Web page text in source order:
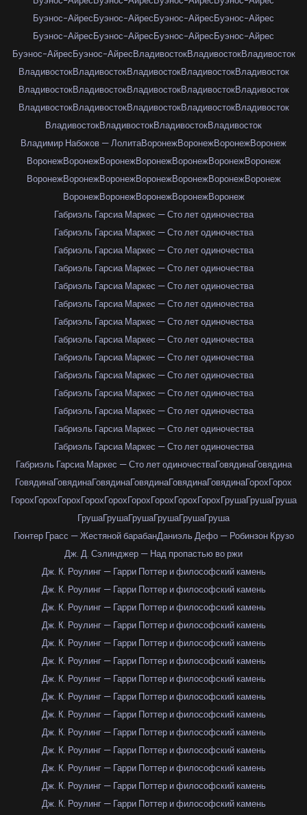
Буэнос-АйресБуэнос-АйресБуэнос-АйресБуэнос-Айрес
Буэнос-АйресБуэнос-АйресБуэнос-АйресБуэнос-Айрес
Буэнос-АйресБуэнос-АйресВладивостокВладивостокВладивосток
ВладивостокВладивостокВладивостокВладивостокВладивосток
ВладивостокВладивостокВладивостокВладивостокВладивосток
ВладивостокВладивостокВладивостокВладивостокВладивосток
ВладивостокВладивостокВладивостокВладивосток
Владимир Набоков — ЛолитаВоронежВоронежВоронежВоронеж
ВоронежВоронежВоронежВоронежВоронежВоронежВоронеж
ВоронежВоронежВоронежВоронежВоронежВоронежВоронеж
ВоронежВоронежВоронежВоронежВоронеж
Габриэль Гарсиа Маркес — Сто лет одиночества
Габриэль Гарсиа Маркес — Сто лет одиночества
Габриэль Гарсиа Маркес — Сто лет одиночества
Габриэль Гарсиа Маркес — Сто лет одиночества
Габриэль Гарсиа Маркес — Сто лет одиночества
Габриэль Гарсиа Маркес — Сто лет одиночества
Габриэль Гарсиа Маркес — Сто лет одиночества
Габриэль Гарсиа Маркес — Сто лет одиночества
Габриэль Гарсиа Маркес — Сто лет одиночества
Габриэль Гарсиа Маркес — Сто лет одиночества
Габриэль Гарсиа Маркес — Сто лет одиночества
Габриэль Гарсиа Маркес — Сто лет одиночества
Габриэль Гарсиа Маркес — Сто лет одиночества
Габриэль Гарсиа Маркес — Сто лет одиночества
Габриэль Гарсиа Маркес — Сто лет одиночестваГовядинаГовядина
ГовядинаГовядинаГовядинаГовядинаГовядинаГовядинаГорохГорох
ГорохГорохГорохГорохГорохГорохГорохГорохГорохГрушаГрушаГруша
ГрушаГрушаГрушаГрушаГрушаГруша
Гюнтер Грасс — Жестяной барабанДаниэль Дефо — Робинзон Крузо
Дж. Д. Сэлинджер — Над пропастью во ржи
Дж. К. Роулинг — Гарри Поттер и философский камень
Дж. К. Роулинг — Гарри Поттер и философский камень
Дж. К. Роулинг — Гарри Поттер и философский камень
Дж. К. Роулинг — Гарри Поттер и философский камень
Дж. К. Роулинг — Гарри Поттер и философский камень
Дж. К. Роулинг — Гарри Поттер и философский камень
Дж. К. Роулинг — Гарри Поттер и философский камень
Дж. К. Роулинг — Гарри Поттер и философский камень
Дж. К. Роулинг — Гарри Поттер и философский камень
Дж. К. Роулинг — Гарри Поттер и философский камень
Дж. К. Роулинг — Гарри Поттер и философский камень
Дж. К. Роулинг — Гарри Поттер и философский камень
Дж. К. Роулинг — Гарри Поттер и философский камень
Дж. К. Роулинг — Гарри Поттер и философский камень